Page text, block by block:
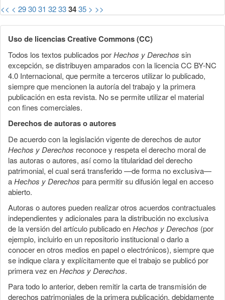
<< < 293031 32333435 > >>
Uso de licencias Creative Commons (CC)
Todos los textos publicados porHechos y Derechos sin
excepción, se distribuyen amparados con la licencia CC BY-NC
4.0 Internacional, que permite a terceros utilizar lo publicado,
siempre que mencionen la autoría del trabajo y la primera
publicación en esta revista. No se permite utilizar el material
con fines comerciales.
Derechos de autoras o autores
De acuerdo con la legislación vigente de derechos de autor
Hechos y Derechos reconoce y respeta el derecho moral de
las autoras o autores, así como la titularidad del derecho
patrimonial, el cual será transferido —de forma no exclusiva—
aHechos y Derechos para permitir su difusión legal en acceso
abierto.
Autoras o autores pueden realizar otros acuerdos contractuales
independientes y adicionales para la distribución no exclusiva
de la versión del artículo publicado enHechos y Derechos (por
ejemplo, incluirlo en un repositorio institucional o darlo a
conocer en otros medios en papel o electrónicos), siempre que
se indique clara y explícitamente que el trabajo se publicó por
primera vez enHechos y Derechos.
Para todo lo anterior, deben remitir la carta de transmisión de
derechos patrimoniales de la primera publicación, debidamente